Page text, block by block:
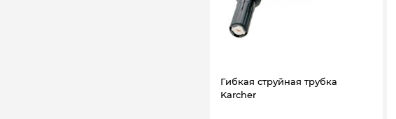
Гибкая струйная трубка
Karcher